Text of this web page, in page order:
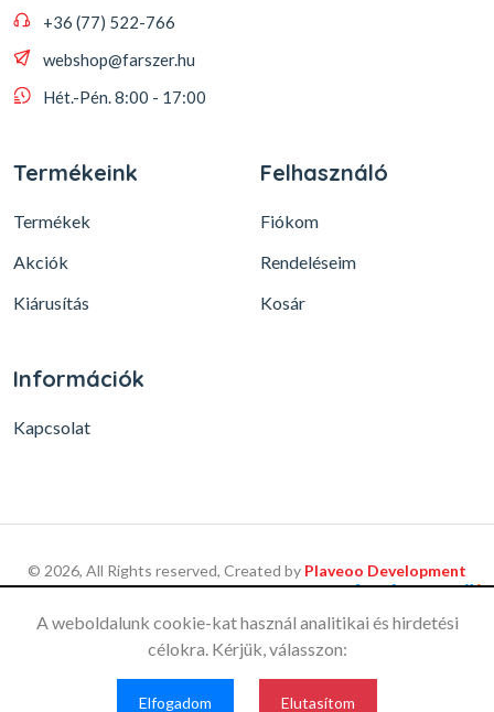
Ez a weboldal a felhasználói
élmény optimalizálása és a
+36 (77) 522-766
webshop@farszer.hu
Hét.-Pén. 8:00 - 17:00
Termékeink
Termékek
Akciók
Kiárusítás
Felhasználó
Fiókom
Rendeléseim
Kosár
Információk
Kapcsolat
© 2026, All Rights reserved, Created by Plaveoo Development
A weboldalunk cookie-kat használ analitikai és hirdetési
célokra. Kérjük, válasszon:
Elfogadom Elutasítom